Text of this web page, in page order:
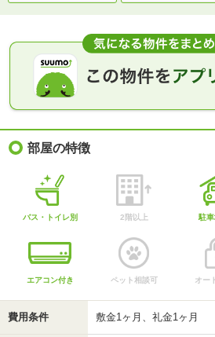
部屋の特徴
バス・トイレ別 2階以上 駐車
エアコン付き ペット相談可 オー
費用条件 敷金1ヶ月、礼金1ヶ月